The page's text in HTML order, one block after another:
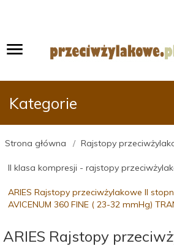
Kategorie
Strona główna Rajstopy
II klasa kompresji - rajstopy
ARIES Rajstopy przeciwżylakowe II
AVICENUM 360 FINE ( 23-32 mmHg)
ARIES Rajstopy